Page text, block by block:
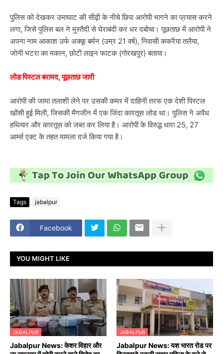
पुलिस को देखकर उमाघाट की सीढ़ी के नीचे छिपा आरोपी भागने का प्रयास करने
लगा, जिसे पुलिस बल ने मुस्तैदी से घेराबंदी कर धर दबोचा। पूछताछ में आरोपी ने
अपना नाम आकाश उर्फ अक्कू बर्मन (उम्र 21 वर्ष), निवासी ककरैया तलैया,
जोनी भटरा का मकान, छोटी लाइन फाटक (गोरखपुर) बताया।
लोड पिस्टल बरामद, पूछताछ जारी
आरोपी की जामा तलाशी लेने पर उसकी कमर में दाहिनी तरफ एक देशी पिस्टल
खोंसी हुई मिली, जिसकी मैगजीन में एक जिंदा कारतूस लोड था। पुलिस ने अवैध
हथियार और कारतूस को जब्त कर लिया है। आरोपी के विरुद्ध धारा 25, 27
आर्म्स एक्ट के तहत मामला दर्ज किया गया है।
Tags jabalpur
Facebook
YOU MIGHT LIKE
JABALPUR
Jabalpur News: केशर विहार और
JABALPUR
Jabalpur News: यश भारत रोड पर